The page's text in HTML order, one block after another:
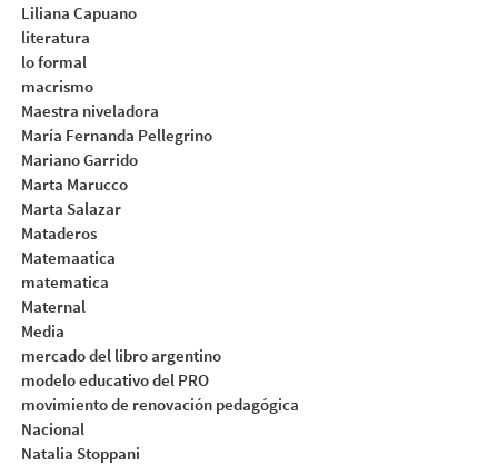
Liliana Capuano
literatura
lo formal
macrismo
Maestra niveladora
María Fernanda Pellegrino
Mariano Garrido
Marta Marucco
Marta Salazar
Mataderos
Matemaatica
matematica
Maternal
Media
mercado del libro argentino
modelo educativo del PRO
movimiento de renovación pedagógica
Nacional
Natalia Stoppani